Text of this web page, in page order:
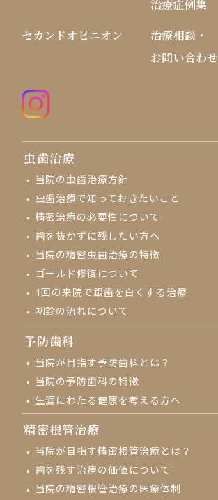
治療症例集
治療相談・
お問い合わせ
セカンドオピニオン
虫歯治療
当院の虫歯治療方針
虫歯治療で知っておきたいこと
精密治療の必要性について
歯を抜かずに残したい方へ
当院の精密虫歯治療の特徴
ゴールド修復について
1回の来院で銀歯を白くする治療
初診の流れについて
予防歯科
当院が目指す予防歯科とは？
当院の予防歯科の特徴
生涯にわたる健康を考える方へ
精密根管治療
当院が目指す精密根管治療とは？
歯を残す治療の価値について
当院の精密根管治療の医療体制